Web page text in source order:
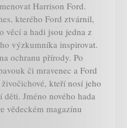
Harrison Ford.
kterého Ford ztvárnil,
věcí a hadi jsou jedna z
výzkumníka inspirovat.
ochranu přírody. Po
či mravenec a Ford
kteří nosí jeho
Jméno nového hada
vědeckém magazínu